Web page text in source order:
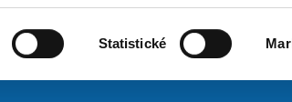
Statistické